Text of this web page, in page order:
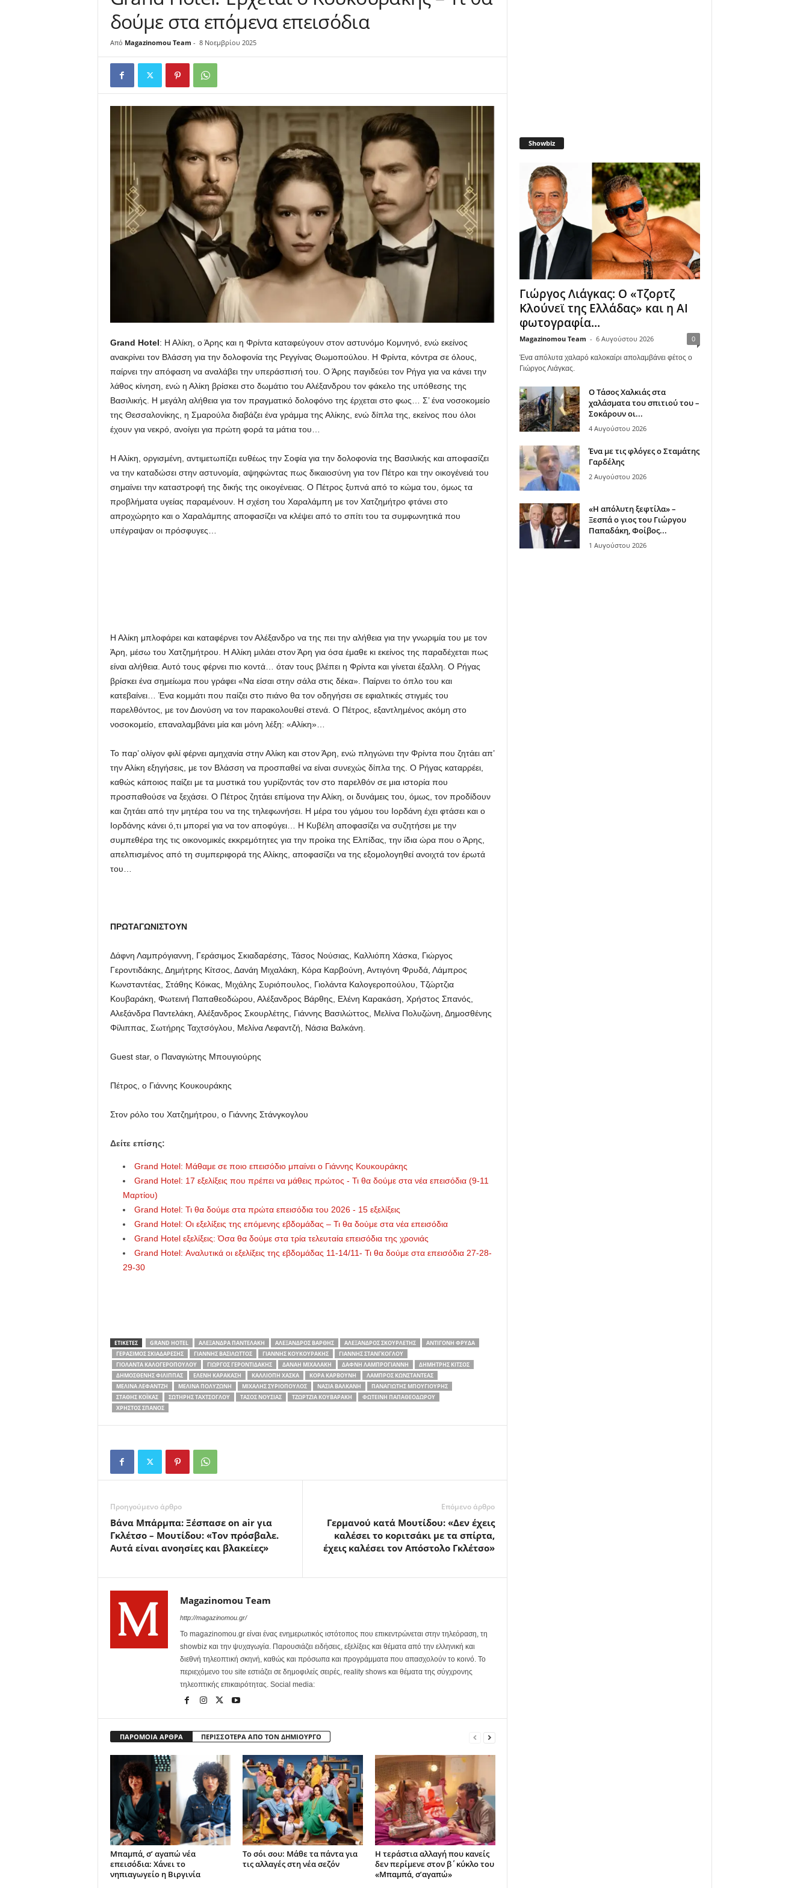
u
δούμε στα επόμενα επεισόδια
Από Magazinomou Team - 8 Νοεμβρίου 2025
Grand Hotel: Η Αλίκη, ο Άρης και η Φρίντα καταφεύγουν στον αστυνόμο Κομνηνό, ενώ εκείνος
ανακρίνει τον Βλάσση για την δολοφονία της Ρεγγίνας Θωμοπούλου. Η Φρίντα, κόντρα σε όλους,
παίρνει την απόφαση να αναλάβει την υπεράσπισή του. Ο Άρης παγιδεύει τον Ρήγα για να κάνει την
λάθος κίνηση, ενώ η Αλίκη βρίσκει στο δωμάτιο του Αλέξανδρου τον φάκελο της υπόθεσης της
Βασιλικής. Η μεγάλη αλήθεια για τον πραγματικό δολοφόνο της έρχεται στο φως… Σ’ ένα νοσοκομείο
της Θεσσαλονίκης, η Σμαρούλα διαβάζει ένα γράμμα της Αλίκης, ενώ δίπλα της, εκείνος που όλοι
έχουν για νεκρό, ανοίγει για πρώτη φορά τα μάτια του…
Η Αλίκη, οργισμένη, αντιμετωπίζει ευθέως την Σοφία για την δολοφονία της Βασιλικής και αποφασίζει
να την καταδώσει στην αστυνομία, αψηφώντας πως δικαιοσύνη για τον Πέτρο και την οικογένειά του
σημαίνει την καταστροφή της δικής της οικογένειας. Ο Πέτρος ξυπνά από το κώμα του, όμως τα
προβλήματα υγείας παραμένουν. Η σχέση του Χαραλάμπη με τον Χατζημήτρο φτάνει στο
απροχώρητο και ο Χαραλάμπης αποφασίζει να κλέψει από το σπίτι του τα συμφωνητικά που
υπέγραψαν οι πρόσφυγες…
Η Αλίκη μπλοφάρει και καταφέρνει τον Αλέξανδρο να της πει την αλήθεια για την γνωριμία του με τον
Άρη, μέσω του Χατζημήτρου. Η Αλίκη μιλάει στον Άρη για όσα έμαθε κι εκείνος της παραδέχεται πως
είναι αλήθεια. Αυτό τους φέρνει πιο κοντά… όταν τους βλέπει η Φρίντα και γίνεται έξαλλη. Ο Ρήγας
βρίσκει ένα σημείωμα που γράφει «Nα είσαι στην σάλα στις δέκα». Παίρνει το όπλο του και
κατεβαίνει… Ένα κομμάτι που παίζει στο πιάνο θα τον οδηγήσει σε εφιαλτικές στιγμές του
παρελθόντος, με τον Διονύση να τον παρακολουθεί στενά. Ο Πέτρος, εξαντλημένος ακόμη στο
νοσοκομείο, επαναλαμβάνει μία και μόνη λέξη: «Αλίκη»…
Το παρ’ ολίγον φιλί φέρνει αμηχανία στην Αλίκη και στον Άρη, ενώ πληγώνει την Φρίντα που ζητάει απ’
την Αλίκη εξηγήσεις, με τον Βλάσση να προσπαθεί να είναι συνεχώς δίπλα της. Ο Ρήγας καταρρέει,
καθώς κάποιος παίζει με τα μυστικά του γυρίζοντάς τον στο παρελθόν σε μια ιστορία που
προσπαθούσε να ξεχάσει. Ο Πέτρος ζητάει επίμονα την Αλίκη, οι δυνάμεις του, όμως, τον προδίδουν
και ζητάει από την μητέρα του να της τηλεφωνήσει. Η μέρα του γάμου του Ιορδάνη έχει φτάσει και ο
Ιορδάνης κάνει ό,τι μπορεί για να τον αποφύγει… Η Κυβέλη αποφασίζει να συζητήσει με την
συμπεθέρα της τις οικονομικές εκκρεμότητες για την προίκα της Ελπίδας, την ίδια ώρα που ο Άρης,
απελπισμένος από τη συμπεριφορά της Αλίκης, αποφασίζει να της εξομολογηθεί ανοιχτά τον έρωτά
του…
ΠΡΩΤΑΓΩΝΙΣΤΟΥΝ
Δάφνη Λαμπρόγιαννη, Γεράσιμος Σκιαδαρέσης, Τάσος Νούσιας, Καλλιόπη Χάσκα, Γιώργος
Γεροντιδάκης, Δημήτρης Κίτσος, Δανάη Μιχαλάκη, Κόρα Καρβούνη, Αντιγόνη Φρυδά, Λάμπρος
Κωνσταντέας, Στάθης Κόικας, Μιχάλης Συριόπουλος, Γιολάντα Καλογεροπούλου, Τζώρτζια
Κουβαράκη, Φωτεινή Παπαθεοδώρου, Αλέξανδρος Βάρθης, Ελένη Καρακάση, Χρήστος Σπανός,
Αλεξάνδρα Παντελάκη, Αλέξανδρος Σκουρλέτης, Γιάννης Βασιλώττος, Μελίνα Πολυζώνη, Δημοσθένης
Φίλιππας, Σωτήρης Ταχτσόγλου, Μελίνα Λεφαντζή, Νάσια Βαλκάνη.
Guest star, ο Παναγιώτης Μπουγιούρης
Πέτρος, ο Γιάννης Κουκουράκης
Στον ρόλο του Χατζημήτρου, ο Γιάννης Στάνγκογλου
Δείτε επίσης:
Grand Hotel: Μάθαμε σε ποιο επεισόδιο μπαίνει ο Γιάννης Κουκουράκης
Grand Hotel: 17 εξελίξεις που πρέπει να μάθεις πρώτος - Τι θα δούμε στα νέα επεισόδια (9-11
Μαρτίου)
Grand Hotel: Τι θα δούμε στα πρώτα επεισόδια του 2026 - 15 εξελίξεις
Grand Hotel: Οι εξελίξεις της επόμενης εβδομάδας – Τι θα δούμε στα νέα επεισόδια
Grand Hotel εξελίξεις: Όσα θα δούμε στα τρία τελευταία επεισόδια της χρονιάς
Grand Hotel: Αναλυτικά οι εξελίξεις της εβδομάδας 11-14/11- Τι θα δούμε στα επεισόδια 27-28-
29-30
ΕΤΙΚΕΤΕΣ GRAND HOTEL ΑΛΕΞΆΝΔΡΑ ΠΑΝΤΕΛΆΚΗ ΑΛΈΞΑΝΔΡΟΣ ΒΆΡΘΗΣ ΑΛΈΞΑΝΔΡΟΣ ΣΚΟΥΡΛΈΤΗΣ
ΑΝΤΙΓΌΝΗ ΦΡΥΔΆ
ΓΕΡΆΣΙΜΟΣ ΣΚΙΑΔΑΡΈΣΗΣ
ΓΙΆΝΝΗΣ ΒΑΣΙΛΩΤΤΟΣ ΓΙΆΝΝΗΣ ΚΟΥΚΟΥΡΆΚΗΣ
ΓΙΆΝΝΗΣ ΣΤΆΝΓΚΟΓΛΟΥ
ΓΙΟΛΆΝΤΑ ΚΑΛΟΓΕΡΟΠΟΎΛΟΥ
ΓΙΏΡΓΟΣ ΓΕΡΟΝΤΙΔΆΚΗΣ ΔΑΝΆΗ ΜΙΧΑΛΆΚΗ ΔΆΦΝΗ ΛΑΜΠΡΌΓΙΑΝΝΗ
ΔΗΜΉΤΡΗΣ ΚΊΤΣΟΣ
ΔΗΜΟΣΘΈΝΗΣ ΦΊΛΙΠΠΑΣ
ΕΛΈΝΗ ΚΑΡΑΚΆΣΗ ΚΑΛΛΙΌΠΗ ΧΆΣΚΑ ΚΌΡΑ ΚΑΡΒΟΎΝΗ
ΛΆΜΠΡΟΣ ΚΩΝΣΤΑΝΤΈΑΣ
ΜΕΛΊΝΑ ΛΕΦΑΝΤΖΉ
ΜΕΛΊΝΑ ΠΟΛΥΖΏΝΗ ΜΙΧΆΛΗΣ ΣΥΡΙΌΠΟΥΛΟΣ ΝΆΣΙΑ ΒΑΛΚΆΝΗ
ΠΑΝΑΓΙΏΤΗΣ ΜΠΟΥΓΙΟΎΡΗΣ
ΣΤΆΘΗΣ ΚΌΙΚΑΣ
ΣΩΤΉΡΗΣ ΤΑΧΤΣΌΓΛΟΥ ΤΆΣΟΣ ΝΟΎΣΙΑΣ ΤΖΏΡΤΖΙΑ ΚΟΥΒΑΡΆΚΗ
ΦΩΤΕΙΝΉ ΠΑΠΑΘΕΟΔΏΡΟΥ
ΧΡΉΣΤΟΣ ΣΠΑΝΌΣ
Προηγούμενο άρθρο
Βάνα Μπάρμπα: Ξέσπασε on air για
Γκλέτσο – Μουτίδου: «Τον πρόσβαλε.
Αυτά είναι ανοησίες και βλακείες»
Επόμενο άρθρο
Γερμανού κατά Μουτίδου: «Δεν έχεις
καλέσει το κοριτσάκι με τα σπίρτα,
έχεις καλέσει τον Απόστολο Γκλέτσο»
Magazinomou Team
http://magazinomou.gr/
Το magazinomou.gr είναι ένας ενημερωτικός ιστότοπος που επικεντρώνεται στην τηλεόραση, τη
showbiz και την ψυχαγωγία. Παρουσιάζει ειδήσεις, εξελίξεις και θέματα από την ελληνική και
διεθνή τηλεοπτική σκηνή, καθώς και πρόσωπα και προγράμματα που απασχολούν το κοινό. Το
περιεχόμενο του site εστιάζει σε δημοφιλείς σειρές, reality shows και θέματα της σύγχρονης
τηλεοπτικής επικαιρότητας. Social media:
ΠΑΡΟΜΟΙΑ ΑΡΘΡΑ ΠΕΡΙΣΣΟΤΕΡΑ ΑΠΟ ΤΟΝ ΔΗΜΙΟΥΡΓΟ
Μπαμπά, σ’ αγαπώ νέα
επεισόδια: Χάνει το
νηπιαγωγείο η Βιργινία
Το σόι σου: Μάθε τα πάντα για
τις αλλαγές στη νέα σεζόν
Η τεράστια αλλαγή που κανείς
δεν περίμενε στον β΄κύκλο του
«Μπαμπά, σ’αγαπώ»
Showbiz
Γιώργος Λιάγκας: Ο «Τζορτζ
Κλούνεϊ της Ελλάδας» και η AI
φωτογραφία...
Magazinomou Team - 6 Αυγούστου 2026 0
Ένα απόλυτα χαλαρό καλοκαίρι απολαμβάνει φέτος ο
Γιώργος Λιάγκας.
Ο Τάσος Χαλκιάς στα
χαλάσματα του σπιτιού του –
Σοκάρουν οι...
4 Αυγούστου 2026
Ένα με τις φλόγες ο Σταμάτης
Γαρδέλης
2 Αυγούστου 2026
«Η απόλυτη ξεφτίλα» –
Ξεσπά ο γιος του Γιώργου
Παπαδάκη, Φοίβος...
1 Αυγούστου 2026